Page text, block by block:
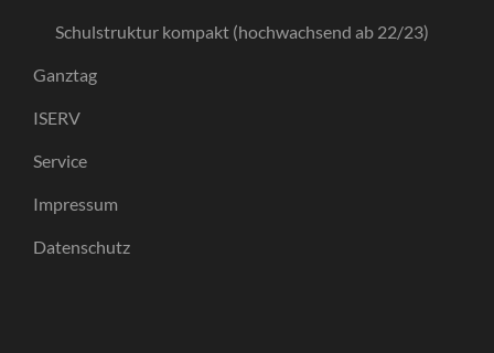
Schulstruktur kompakt (hochwachsend ab 22/23)
Ganztag
ISERV
Service
Impressum
Datenschutz